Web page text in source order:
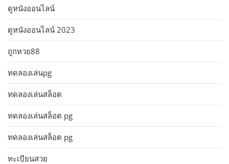
ดูหนังออนไลน์
ดูหนังออนไลน์ 2023
ถูกหวย88
ทดลองเล่นpg
ทดลองเล่นสล็อต
ทดลองเล่นสล็อต pg
ทดลองเล่นสล็อต pg
ทะเบียนสวย